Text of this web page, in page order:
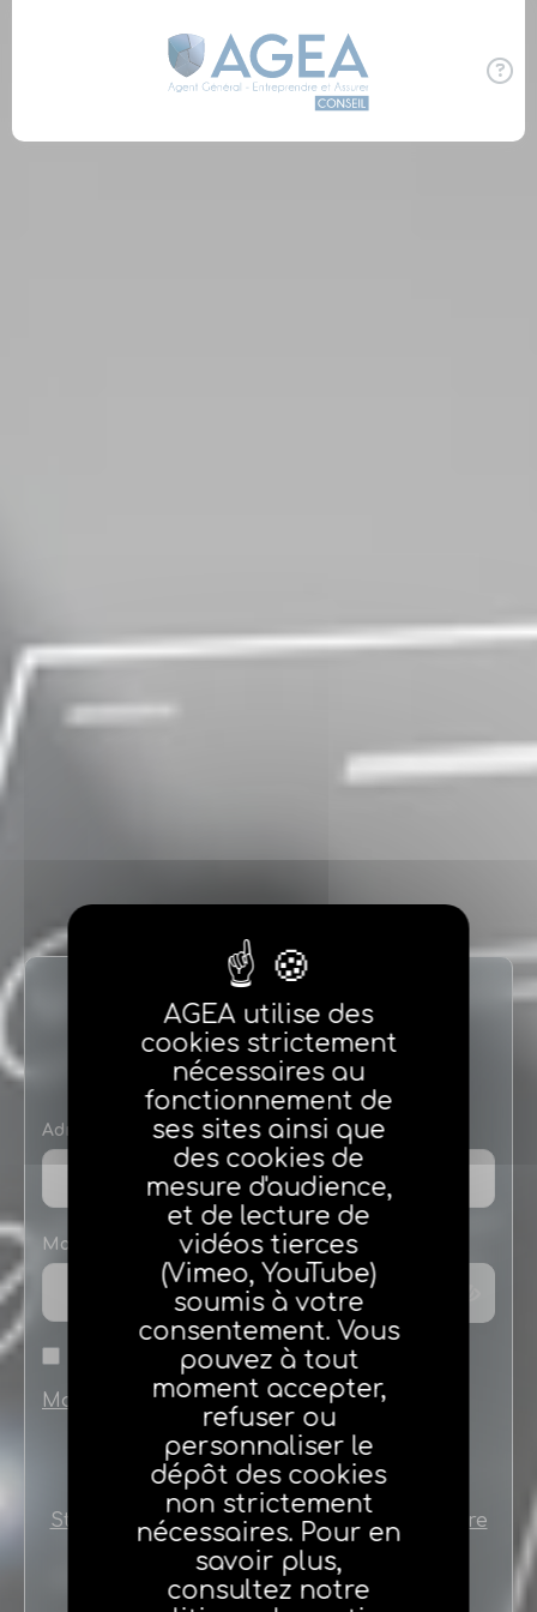
Identification
Adresse e-mail
Mot de passe
Se souvenir de moi
Mot de passe oublié
Stagiaires ou nouveaux agents créez votre
compte en cliquant ici
Le nouveau portail agéa est en ligne !
AGEA utilise des
cookies strictement
nécessaires au
fonctionnement de
ses sites ainsi que
des cookies de
mesure d'audience,
et de lecture de
vidéos tierces
(Vimeo, YouTube)
soumis à votre
consentement. Vous
pouvez à tout
moment accepter,
refuser ou
personnaliser le
dépôt des cookies
non strictement
nécessaires. Pour en
savoir plus,
consultez notre